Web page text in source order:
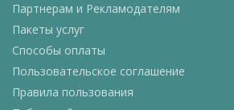
Партнерам и Рекламодателям
Пакеты услуг
Способы оплаты
Пользовательское соглашение
Правила пользования